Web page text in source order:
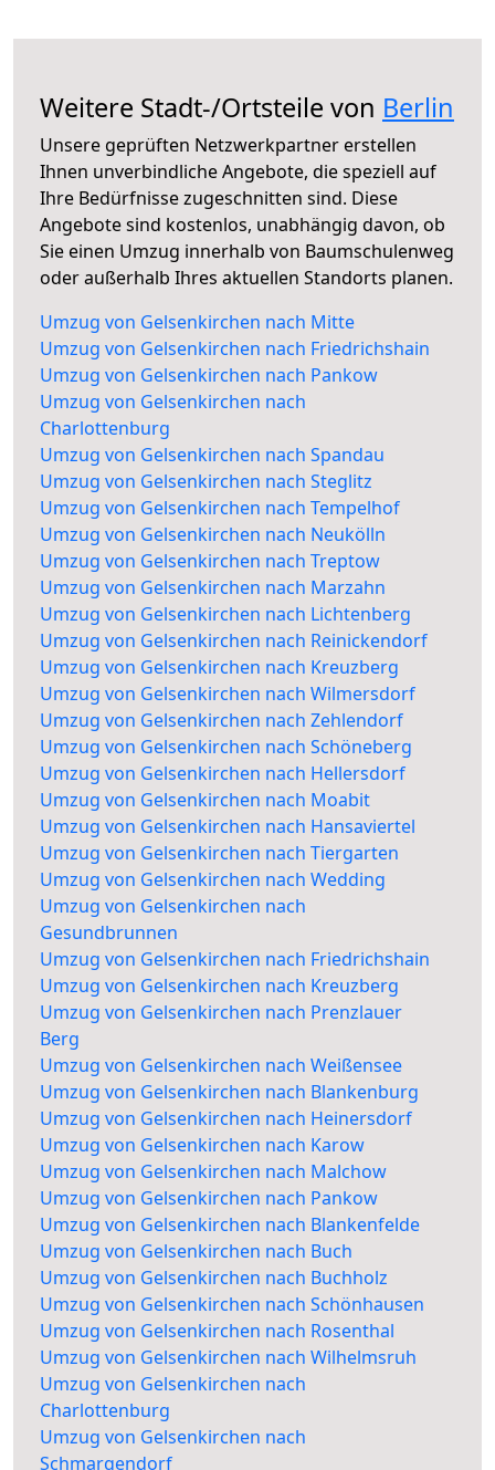
Weitere Stadt-/Ortsteile von Berlin
Unsere geprüften Netzwerkpartner erstellen
Ihnen unverbindliche Angebote, die speziell auf
Ihre Bedürfnisse zugeschnitten sind. Diese
Angebote sind kostenlos, unabhängig davon, ob
Sie einen Umzug innerhalb von Baumschulenweg
oder außerhalb Ihres aktuellen Standorts planen.
Umzug von Gelsenkirchen nach Mitte
Umzug von Gelsenkirchen nach Friedrichshain
Umzug von Gelsenkirchen nach Pankow
Umzug von Gelsenkirchen nach
Charlottenburg
Umzug von Gelsenkirchen nach Spandau
Umzug von Gelsenkirchen nach Steglitz
Umzug von Gelsenkirchen nach Tempelhof
Umzug von Gelsenkirchen nach Neukölln
Umzug von Gelsenkirchen nach Treptow
Umzug von Gelsenkirchen nach Marzahn
Umzug von Gelsenkirchen nach Lichtenberg
Umzug von Gelsenkirchen nach Reinickendorf
Umzug von Gelsenkirchen nach Kreuzberg
Umzug von Gelsenkirchen nach Wilmersdorf
Umzug von Gelsenkirchen nach Zehlendorf
Umzug von Gelsenkirchen nach Schöneberg
Umzug von Gelsenkirchen nach Hellersdorf
Umzug von Gelsenkirchen nach Moabit
Umzug von Gelsenkirchen nach Hansaviertel
Umzug von Gelsenkirchen nach Tiergarten
Umzug von Gelsenkirchen nach Wedding
Umzug von Gelsenkirchen nach
Gesundbrunnen
Umzug von Gelsenkirchen nach Friedrichshain
Umzug von Gelsenkirchen nach Kreuzberg
Umzug von Gelsenkirchen nach Prenzlauer
Berg
Umzug von Gelsenkirchen nach Weißensee
Umzug von Gelsenkirchen nach Blankenburg
Umzug von Gelsenkirchen nach Heinersdorf
Umzug von Gelsenkirchen nach Karow
Umzug von Gelsenkirchen nach Malchow
Umzug von Gelsenkirchen nach Pankow
Umzug von Gelsenkirchen nach Blankenfelde
Umzug von Gelsenkirchen nach Buch
Umzug von Gelsenkirchen nach Buchholz
Umzug von Gelsenkirchen nach Schönhausen
Umzug von Gelsenkirchen nach Rosenthal
Umzug von Gelsenkirchen nach Wilhelmsruh
Umzug von Gelsenkirchen nach
Charlottenburg
Umzug von Gelsenkirchen nach
Schmargendorf